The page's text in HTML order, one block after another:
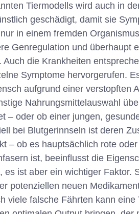
Tiermodells wird auch in
geschädigt, damit sie
in einem fremden
Genregulation und überhaupt
die Krankheiten
Symptome hervorgerufen.
aufgrund einer verstopften
Nahrungsmittelauswahl
– oder ob einer jungen,
bei Blutgerinnseln ist deren
– ob es hauptsächlich rote
ist, beeinflusst die
es ist aber ein wichtiger Faktor.
potenziellen neuen
viele falsche Fährten kann